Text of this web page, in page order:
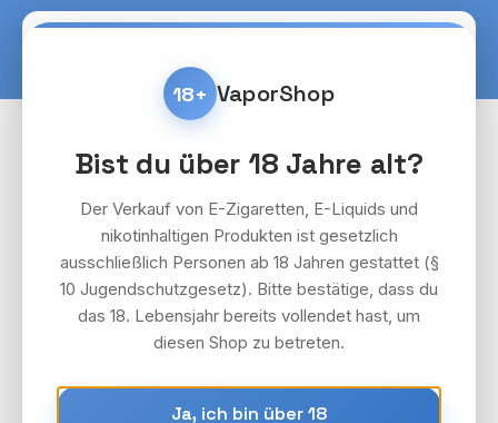
Zum Hauptinhalt springen
Bildergalerie überspringen
18+ VaporShop
Bist du über 18 Jahre alt?
Der Verkauf von E-Zigaretten, E-Liquids und
nikotinhaltigen Produkten ist gesetzlich
ausschließlich Personen ab 18 Jahren gestattet (§
10 Jugendschutzgesetz). Bitte bestätige, dass du
das 18. Lebensjahr bereits vollendet hast, um
diesen Shop zu betreten.
Ja, ich bin über 18